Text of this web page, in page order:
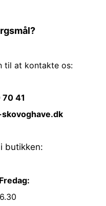
til at kontakte os:
41
butikken: